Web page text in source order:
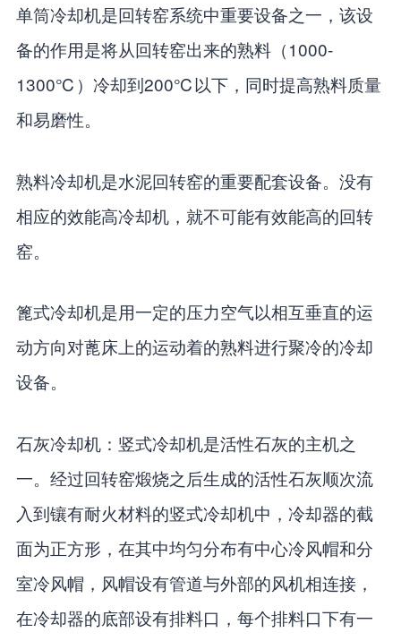
单筒冷却机是回转窑系统中重要设备之一，该设
备的作用是将从回转窑出来的熟料（1000-
1300℃）冷却到200℃以下，同时提高熟料质量
和易磨性。
熟料冷却机是水泥回转窑的重要配套设备。没有
相应的效能高冷却机，就不可能有效能高的回转
窑。
篦式冷却机是用一定的压力空气以相互垂直的运
动方向对蓖床上的运动着的熟料进行聚冷的冷却
设备。
石灰冷却机：竖式冷却机是活性石灰的主机之
一。经过回转窑煅烧之后生成的活性石灰顺次流
入到镶有耐火材料的竖式冷却机中，冷却器的截
面为正方形，在其中均匀分布有中心冷风帽和分
室冷风帽，风帽设有管道与外部的风机相连接，
在冷却器的底部设有排料口，每个排料口下有一